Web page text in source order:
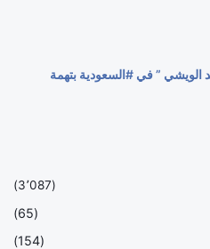
” في #السعودية بتهمة
(3٬087)
(65)
(154)